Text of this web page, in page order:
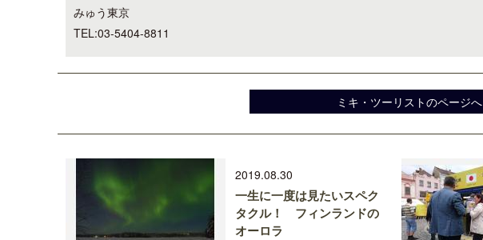
みゅう東京
TEL:03-5404-8811
ミキ・ツーリストのページへ
2019.08.30
一生に一度は見たいスペク
タクル！ フィンランドの
オーロラ